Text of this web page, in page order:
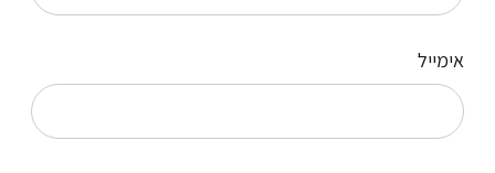
אימייל